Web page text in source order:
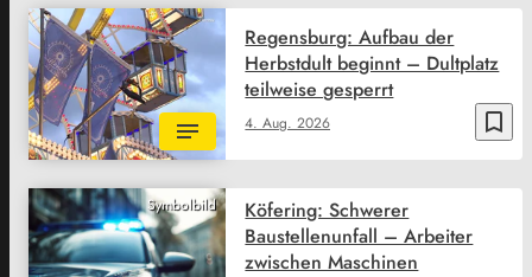
bookmark_border
4. Aug. 2026
Regensburg: Aufbau der
Herbstdult beginnt – Dultplatz
teilweise gesperrt
Symbolbild
Köfering: Schwerer
Baustellenunfall – Arbeiter
zwischen Maschinen